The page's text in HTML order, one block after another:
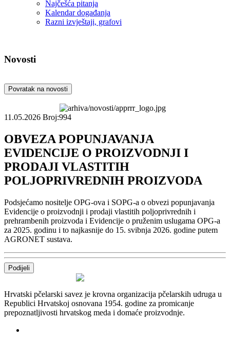
Najčešća pitanja
Kalendar događanja
Razni izvještaji, grafovi
Novosti
Povratak na novosti
11.05.2026 Broj:994
OBVEZA POPUNJAVANJA
EVIDENCIJE O PROIZVODNJI I
PRODAJI VLASTITIH
POLJOPRIVREDNIH PROIZVODA
Podsjećamo nositelje OPG-ova i SOPG-a o obvezi popunjavanja
Evidencije o proizvodnji i prodaji vlastitih poljoprivrednih i
prehrambenih proizvoda i Evidencije o pruženim uslugama OPG-a
za 2025. godinu i to najkasnije do 15. svibnja 2026. godine putem
AGRONET sustava.
Podijeli
Hrvatski pčelarski savez je krovna organizacija pčelarskih udruga u
Republici Hrvatskoj osnovana 1954. godine za promicanje
prepoznatljivosti hrvatskog meda i domaće proizvodnje.